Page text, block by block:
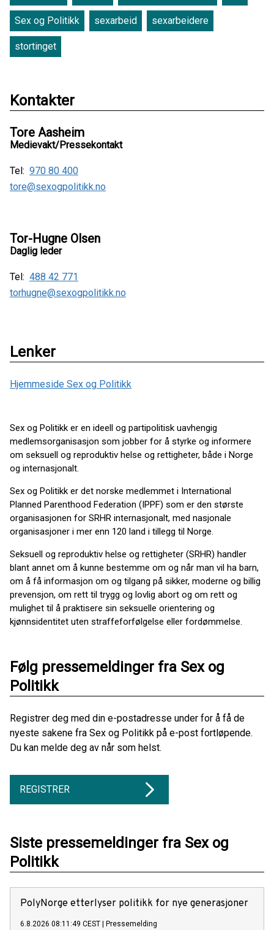
Sex og Politikk sexarbeid sexarbeidere
stortinget
Kontakter
Tore Aasheim
Medievakt/Pressekontakt
Tel: 970 80 400
tore@sexogpolitikk.no
Tor-Hugne Olsen
Daglig leder
Tel: 488 42 771
torhugne@sexogpolitikk.no
Lenker
Hjemmeside Sex og Politikk
Sex og Politikk er en ideell og partipolitisk uavhengig
medlemsorganisasjon som jobber for å styrke og informere
om seksuell og reproduktiv helse og rettigheter, både i Norge
og internasjonalt.
Sex og Politikk er det norske medlemmet i International
Planned Parenthood Federation (IPPF) som er den største
organisasjonen for SRHR internasjonalt, med nasjonale
organisasjoner i mer enn 120 land i tillegg til Norge.
Seksuell og reproduktiv helse og rettigheter (SRHR) handler
blant annet om å kunne bestemme om og når man vil ha barn,
om å få informasjon om og tilgang på sikker, moderne og billig
prevensjon, om rett til trygg og lovlig abort og om rett og
mulighet til å praktisere sin seksuelle orientering og
kjønnsidentitet uten straffeforfølgelse eller fordømmelse.
Følg pressemeldinger fra Sex og
Politikk
Registrer deg med din e-postadresse under for å få de
nyeste sakene fra Sex og Politikk på e-post fortløpende.
Du kan melde deg av når som helst.
REGISTRER
Siste pressemeldinger fra Sex og
Politikk
PolyNorge etterlyser politikk for nye generasjoner
6.8.2026 08:11:49 CEST Pressemelding